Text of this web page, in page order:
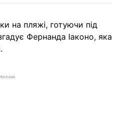
на пляжі, готуючи під
Фернанда Іаконо, яка
РЕКЛАМА